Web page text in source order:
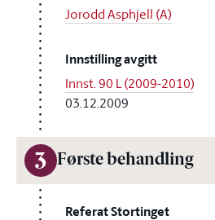
Jorodd Asphjell (A)
Innstilling avgitt
Innst. 90 L (2009-2010)
03.12.2009
3 Første behandling
Referat Stortinget